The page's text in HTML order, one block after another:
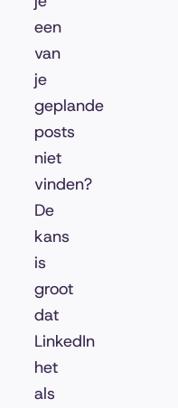
een
van
je
geplande
posts
niet
vinden?
De
kans
is
groot
dat
LinkedIn
het
als